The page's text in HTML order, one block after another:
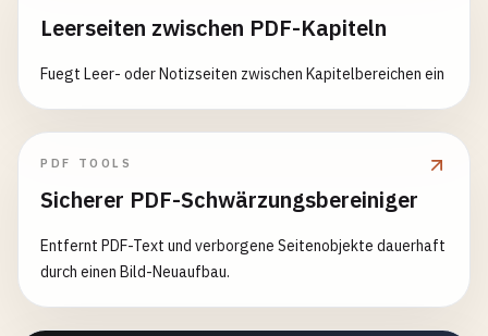
Leerseiten zwischen PDF-Kapiteln
Fuegt Leer- oder Notizseiten zwischen Kapitelbereichen ein
PDF TOOLS
Sicherer PDF-Schwärzungsbereiniger
Entfernt PDF-Text und verborgene Seitenobjekte dauerhaft
durch einen Bild-Neuaufbau.